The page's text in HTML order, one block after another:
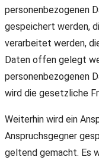
personenbezogenen
gespeichert werden,
verarbeitet werden,
Daten offen gelegt
personenbezogenen
wird die gesetzliche
Weiterhin wird ein
Anspruchsgegner
geltend gemacht. Es